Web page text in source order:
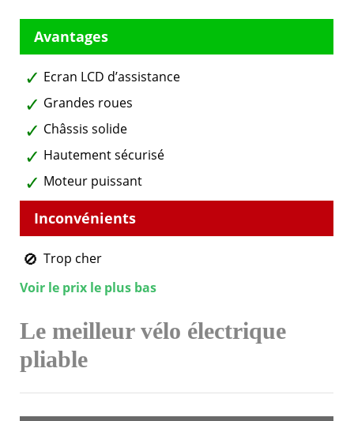
Ecran LCD d’assistance
Grandes roues
Châssis solide
Hautement sécurisé
Moteur puissant
Trop cher
Voir le prix le plus bas
Le meilleur vélo électrique
pliable